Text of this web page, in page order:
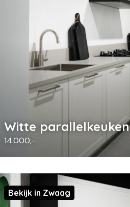
Witte parallelkeuken
14.000,-
Bekijk in Zwaag